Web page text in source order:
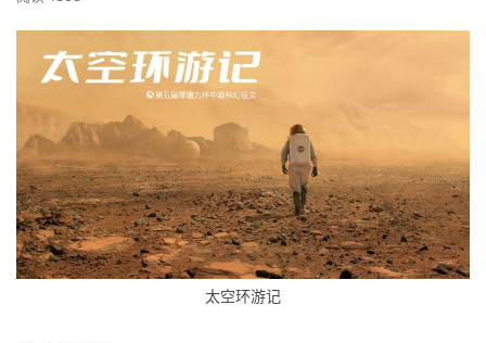
太空环游记